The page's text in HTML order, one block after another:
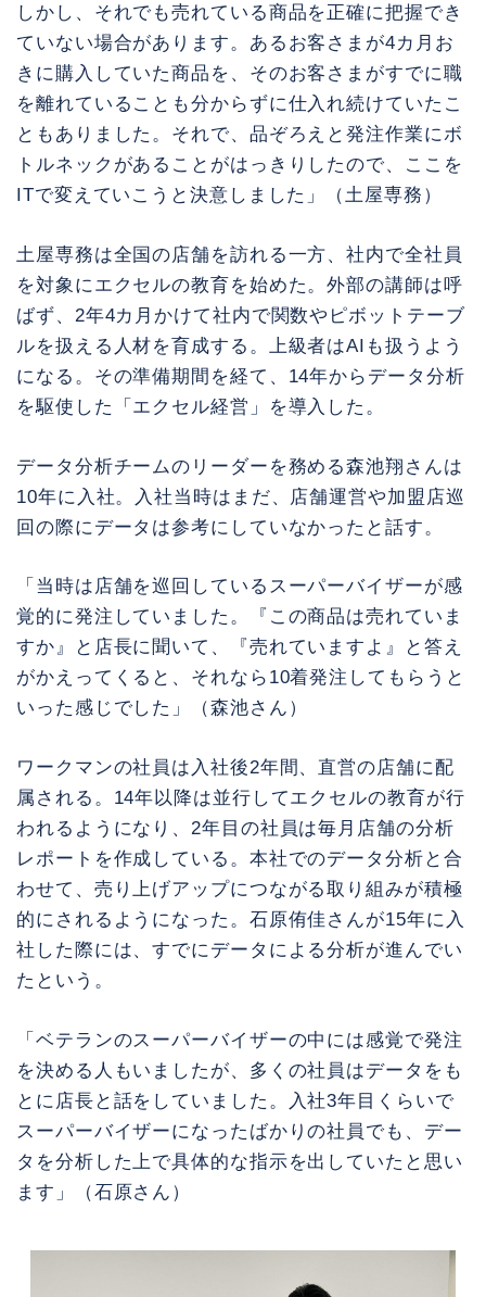
しかし、それでも売れている商品を正確に把握でき
ていない場合があります。あるお客さまが4カ月お
きに購入していた商品を、そのお客さまがすでに職
を離れていることも分からずに仕入れ続けていたこ
ともありました。それで、品ぞろえと発注作業にボ
トルネックがあることがはっきりしたので、ここを
ITで変えていこうと決意しました」（土屋専務）
土屋専務は全国の店舗を訪れる一方、社内で全社員
を対象にエクセルの教育を始めた。外部の講師は呼
ばず、2年4カ月かけて社内で関数やピボットテーブ
ルを扱える人材を育成する。上級者はAIも扱うよう
になる。その準備期間を経て、14年からデータ分析
を駆使した「エクセル経営」を導入した。
データ分析チームのリーダーを務める森池翔さんは
10年に入社。入社当時はまだ、店舗運営や加盟店巡
回の際にデータは参考にしていなかったと話す。
「当時は店舗を巡回しているスーパーバイザーが感
覚的に発注していました。『この商品は売れていま
すか』と店長に聞いて、『売れていますよ』と答え
がかえってくると、それなら10着発注してもらうと
いった感じでした」（森池さん）
ワークマンの社員は入社後2年間、直営の店舗に配
属される。14年以降は並行してエクセルの教育が行
われるようになり、2年目の社員は毎月店舗の分析
レポートを作成している。本社でのデータ分析と合
わせて、売り上げアップにつながる取り組みが積極
的にされるようになった。石原侑佳さんが15年に入
社した際には、すでにデータによる分析が進んでい
たという。
「ベテランのスーパーバイザーの中には感覚で発注
を決める人もいましたが、多くの社員はデータをも
とに店長と話をしていました。入社3年目くらいで
スーパーバイザーになったばかりの社員でも、デー
タを分析した上で具体的な指示を出していたと思い
ます」（石原さん）